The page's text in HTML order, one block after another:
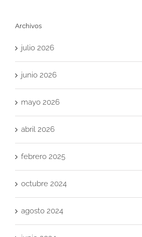
Archivos
julio 2026
junio 2026
mayo 2026
abril 2026
febrero 2025
octubre 2024
agosto 2024